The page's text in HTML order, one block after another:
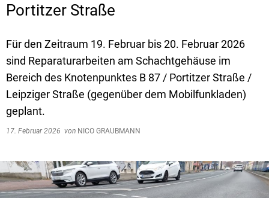
Portitzer Straße
Für den Zeitraum 19. Februar bis 20. Februar 2026
sind Reparaturarbeiten am Schachtgehäuse im
Bereich des Knotenpunktes B 87 / Portitzer Straße /
Leipziger Straße (gegenüber dem Mobilfunkladen)
geplant.
17. Februar 2026 von NICO GRAUBMANN